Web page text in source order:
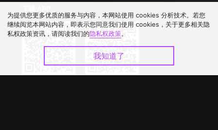
为提供您更多优质的服务与内容，本网站使用 cookies 分析技术。若您
继续阅览本网站内容，即表示您同意我们使用 cookies，关于更多相关隐
私权政策资讯，请阅读我们的隐私权政策。
我知道了